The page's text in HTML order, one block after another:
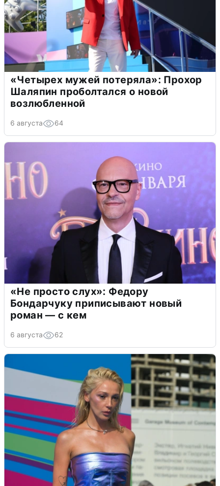
«Четырех мужей потеряла»: Прохор
Шаляпин проболтался о новой
возлюбленной
6 августа 64
«Не просто слух»: Федору
Бондарчуку приписывают новый
роман — с кем
6 августа 62